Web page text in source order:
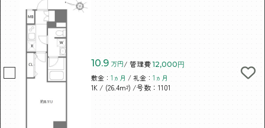
10.9 万円/ 管理費 12,000円
敷金：1ヵ月 / 礼金：1ヵ月
1K / (26.4m²) /号数：1101